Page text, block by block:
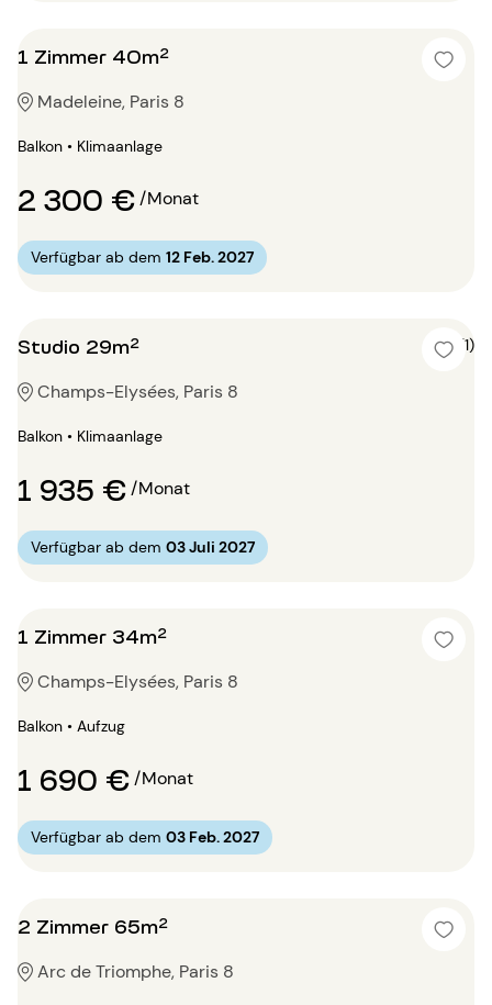
1 Zimmer 40m²
Madeleine, Paris 8
Balkon • Klimaanlage
2 300 €/Monat
Verfügbar ab dem 12 Feb. 2027
Studio 29m² 5 (1)
Champs-Elysées, Paris 8
Balkon • Klimaanlage
1 935 €/Monat
Verfügbar ab dem 03 Juli 2027
1 Zimmer 34m²
Champs-Elysées, Paris 8
Balkon • Aufzug
1 690 €/Monat
Verfügbar ab dem 03 Feb. 2027
2 Zimmer 65m²
Arc de Triomphe, Paris 8